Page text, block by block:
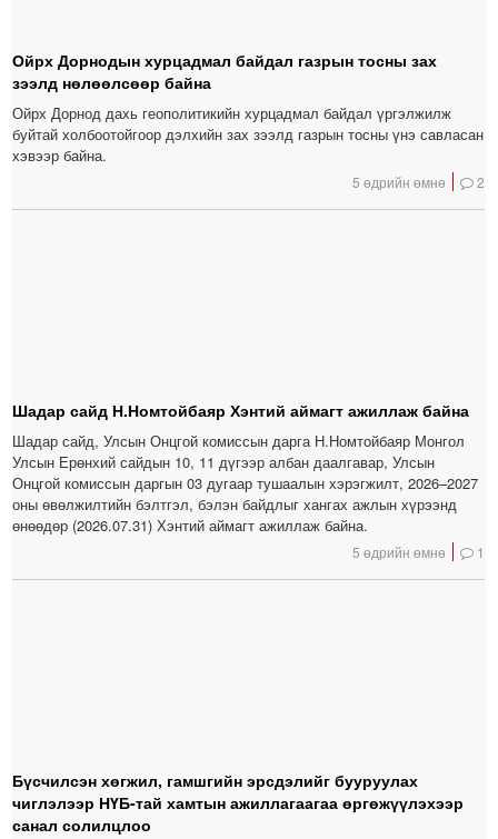
Ойрх Дорнодын хурцадмал байдал газрын тосны зах
зээлд нөлөөлсөөр байна
Ойрх Дорнод дахь геополитикийн хурцадмал байдал үргэлжилж
буйтай холбоотойгоор дэлхийн зах зээлд газрын тосны үнэ савласан
хэвээр байна.
5 өдрийн өмнө 2
Шадар сайд Н.Номтойбаяр Хэнтий аймагт ажиллаж байна
Шадар сайд, Улсын Онцгой комиссын дарга Н.Номтойбаяр Монгол
Улсын Ерөнхий сайдын 10, 11 дүгээр албан даалгавар, Улсын
Онцгой комиссын даргын 03 дугаар тушаалын хэрэгжилт, 2026–2027
оны өвөлжилтийн бэлтгэл, бэлэн байдлыг хангах ажлын хүрээнд
өнөөдөр (2026.07.31) Хэнтий аймагт ажиллаж байна.
5 өдрийн өмнө 1
Бүсчилсэн хөгжил, гамшгийн эрсдэлийг бууруулах
чиглэлээр НҮБ-тай хамтын ажиллагаагаа өргөжүүлэхээр
санал солилцлоо